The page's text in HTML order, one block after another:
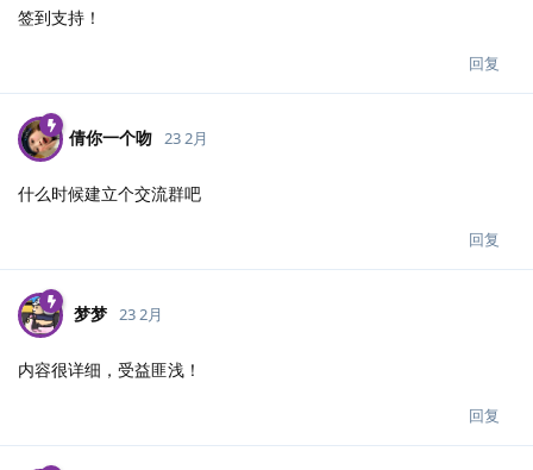
签到支持！
回复
倩你一个吻 23 2月
什么时候建立个交流群吧
回复
梦梦 23 2月
内容很详细，受益匪浅！
回复